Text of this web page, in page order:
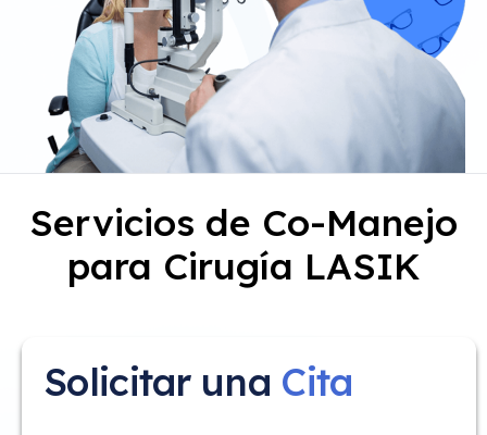
Servicios de Co-Manejo
para Cirugía LASIK
Solicitar una Cita